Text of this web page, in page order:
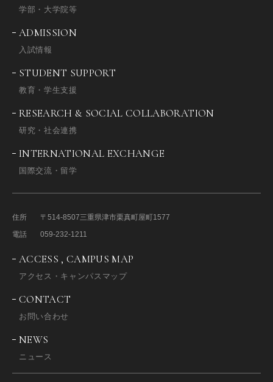
学部・大学院等
ADMISSION
入試情報
STUDENT SUPPORT
教育・学生支援
RESEARCH & SOCIAL COLLABORATION
研究・社会連携
INTERNATIONAL EXCHANGE
国際交流・留学
住所 〒514-8507三重県津市栗真町屋町1577
電話
059-232-1211
ACCESS , CAMPUS MAP
アクセス・キャンパスマップ
CONTACT
お問い合わせ
NEWS
ニュース